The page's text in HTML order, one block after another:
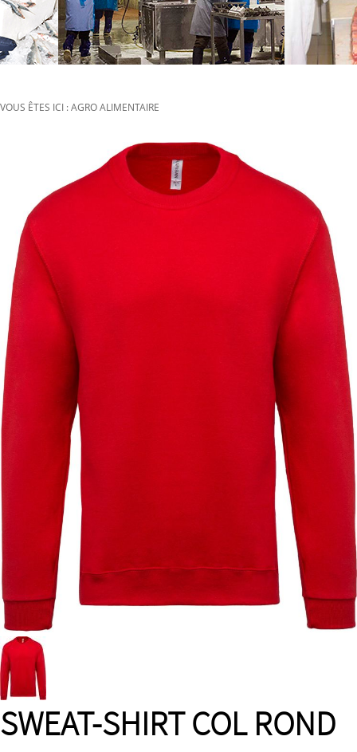
VOUS ÊTES ICI : AGRO ALIMENTAIRE
SWEAT-SHIRT COL ROND